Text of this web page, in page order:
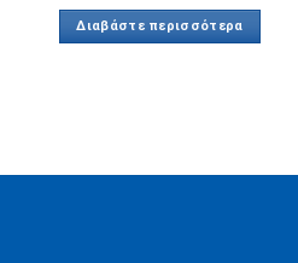
Διαβάστε περισσότερα